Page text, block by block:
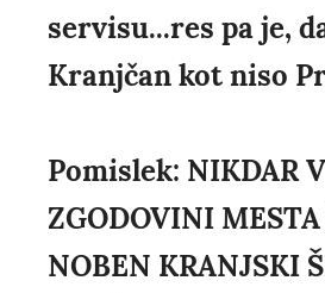
servisu...res pa je,
Kranjčan kot niso
Pomislek: NIKDAR V
ZGODOVINI
NOBEN KRANJSKI